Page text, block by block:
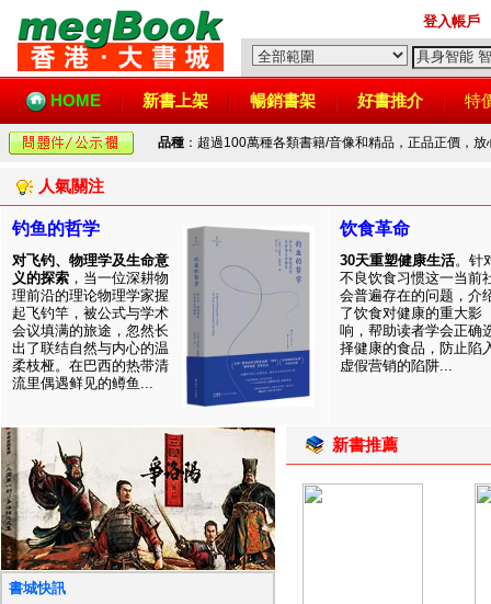
登入帳戶
HOME 新書上架 暢銷書架 好書推介 特
品種 ：超過100萬種各類書籍/音像和精品，正品正價，
人氣關注
钓鱼的哲学
对飞钓、物理学及生命意
义的探索 ，当一位深耕物
理前沿的理论物理学家握
起飞钓竿，被公式与学术
会议填满的旅途，忽然长
出了联结自然与内心的温
柔枝桠。在巴西的热带清
流里偶遇鲜见的鳟鱼...
饮食革命
30天重塑健康生活。针
不良饮食习惯这一当前
会普遍存在的问题，介
了饮食对健康的重大影
响，帮助读者学会正确
择健康的食品，防止陷
虚假营销的陷阱...
書城快訊
新書推薦